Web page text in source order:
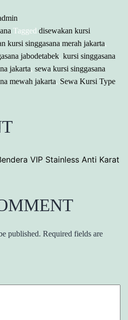
Tagged disewakan kursi
kursi singgasana merah jakarta,
jabodetabek, kursi singgasana
jakarta, sewa kursi singgasana
mewah jakarta, Sewa Kursi Type
VIP Stainless Anti Karat
published. Required fields are